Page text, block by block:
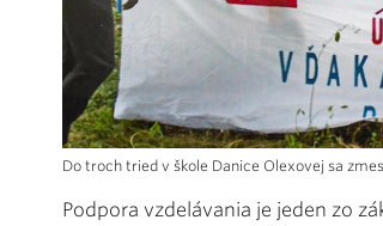
Do troch tried v škole Danice Olexovej sa
Podpora vzdelávania je jeden zo